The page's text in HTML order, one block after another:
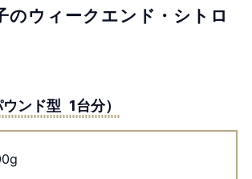
のウィークエンド・シトロ
ンド型 1台分）